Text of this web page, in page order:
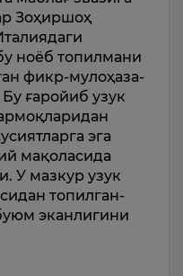
Зоҳиршоҳ
ноёб топилмани
фикр-мулоҳаза­
ғаройиб узук
эга
мақоласида
У мазкур узук
топил­ган­
эканлигини